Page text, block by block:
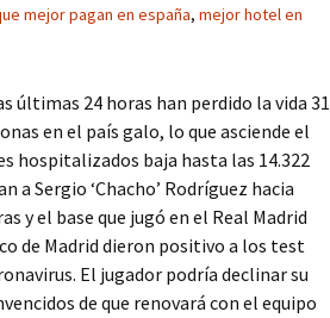
mejor pagan en españa, mejor hotel en
últimas 24 horas han perdido la vida 31
en el país galo, lo que asciende el
hospitalizados baja hasta las 14.322
a Sergio ‘Chacho’ Rodríguez hacia
y el base que jugó en el Real Madrid
de Madrid dieron positivo a los test
El jugador podría declinar su
de que renovará con el equipo